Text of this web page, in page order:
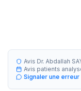
Avis Dr. Abdallah
Avis patients
Signaler une erreur